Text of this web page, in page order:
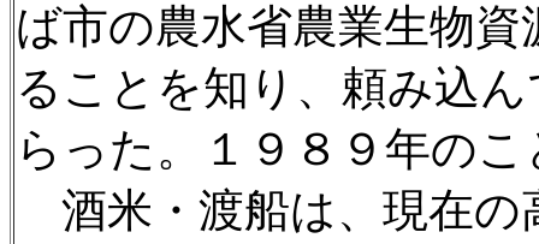
ば市の農水省農業生物
ることを知り、頼み込
らった。１９８９年の
酒米・渡船は、現在の